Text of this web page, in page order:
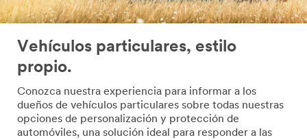
Vehículos particulares, estilo
propio.
Conozca nuestra experiencia para informar a los
dueños de vehículos particulares sobre todas nuestras
opciones de personalización y protección de
automóviles, una solución ideal para responder a las